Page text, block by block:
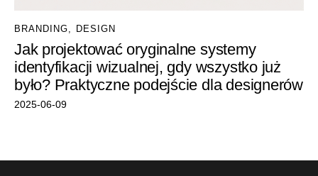
BRANDING, DESIGN
Jak projektować oryginalne systemy
identyfikacji wizualnej, gdy wszystko już
było? Praktyczne podejście dla designerów
2025-06-09